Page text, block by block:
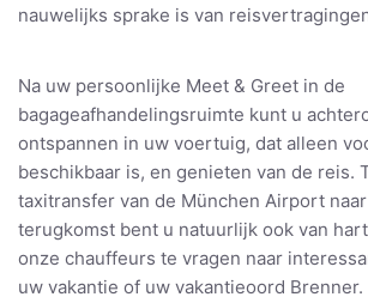
nauwelijks sprake is van
Na uw persoonlijke Meet & Greet in de
bagageafhandelingsruimte kunt u
ontspannen in uw voertuig, dat alleen
beschikbaar is, en genieten van de reis.
taxitransfer van de München Airport
terugkomst bent u natuurlijk ook van
onze chauffeurs te vragen naar
uw vakantie of uw vakantieoord